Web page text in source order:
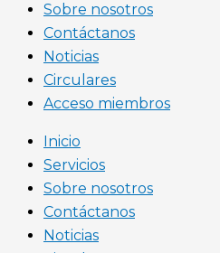
Sobre nosotros
Contáctanos
Noticias
Circulares
Acceso miembros
Inicio
Servicios
Sobre nosotros
Contáctanos
Noticias